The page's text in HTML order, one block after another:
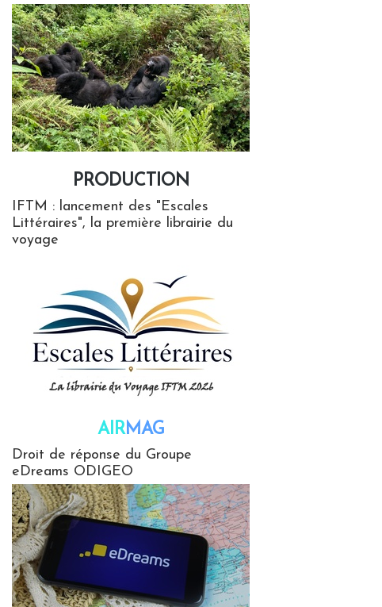
PRODUCTION
IFTM : lancement des "Escales
Littéraires", la première librairie du
voyage
AIRMAG
Droit de réponse du Groupe
eDreams ODIGEO